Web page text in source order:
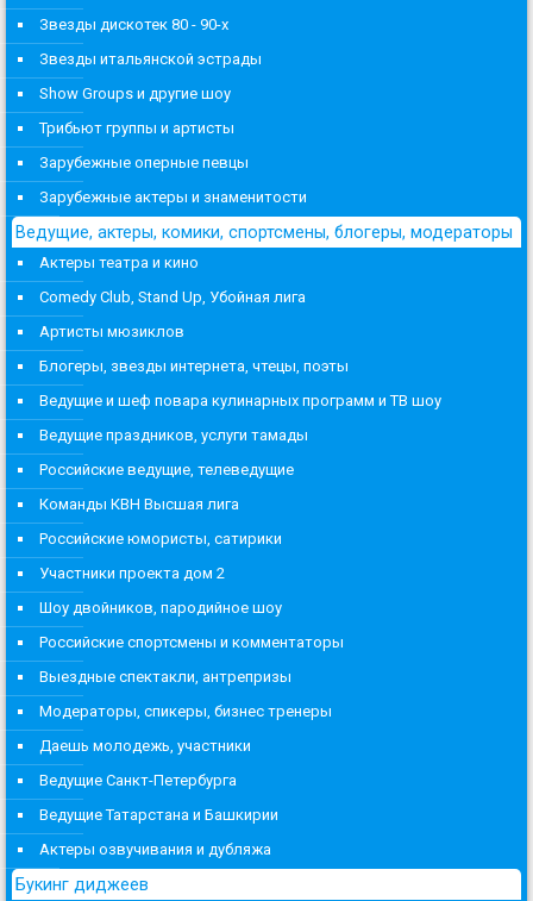
Звезды дискотек 80 - 90-х
Звезды итальянской эстрады
Show Groups и другие шоу
Трибьют группы и артисты
Зарубежные оперные певцы
Зарубежные актеры и знаменитости
Ведущие, актеры, комики, спортсмены, блогеры, модераторы
Актеры театра и кино
Comedy Club, Stand Up, Убойная лига
Артисты мюзиклов
Блогеры, звезды интернета, чтецы, поэты
Ведущие и шеф повара кулинарных программ и ТВ шоу
Ведущие праздников, услуги тамады
Российские ведущие, телеведущие
Команды КВН Высшая лига
Российские юмористы, сатирики
Участники проекта дом 2
Шоу двойников, пародийное шоу
Российские спортсмены и комментаторы
Выездные спектакли, антрепризы
Модераторы, спикеры, бизнес тренеры
Даешь молодежь, участники
Ведущие Санкт-Петербурга
Ведущие Татарстана и Башкирии
Актеры озвучивания и дубляжа
Букинг диджеев